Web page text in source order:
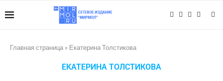
Главная страница » Екатерина Толстикова
ЕКАТЕРИНА ТОЛСТИКОВА